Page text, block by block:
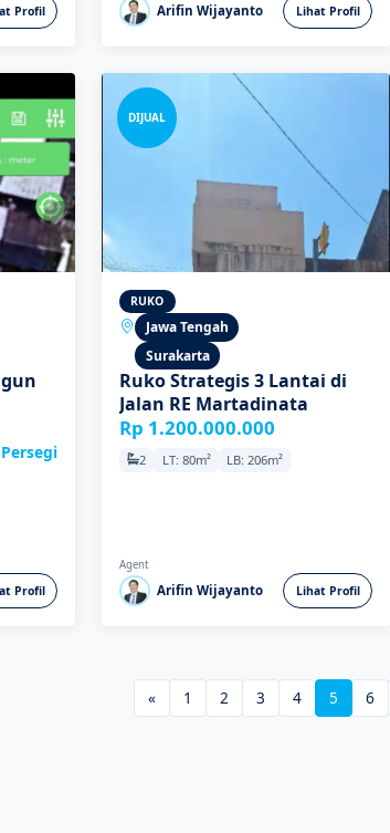
Profil Arifin Wijayanto Lihat Profil
Profil
DIJUAL
RUKO
Jawa Tengah
Surakarta
Ruko Strategis 3 Lantai di
Jalan RE Martadinata
Rp 1.200.000.000
2 LT: 80m² LB: 206m²
Agent
Arifin Wijayanto Lihat Profil
« 1 2 3 4 5 6